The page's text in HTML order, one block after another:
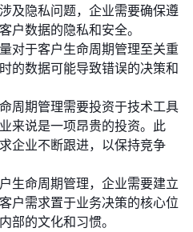
及隐私问题，企业需要确保遵
户数据的隐私和安全。
对于客户生命周期管理至关重
的数据可能导致错误的决策和
周期管理需要投资于技术工具
来说是一项昂贵的投资。此
企业不断跟进，以保持竞争
生命周期管理，企业需要建立
户需求置于业务决策的核心位
部的文化和习惯。